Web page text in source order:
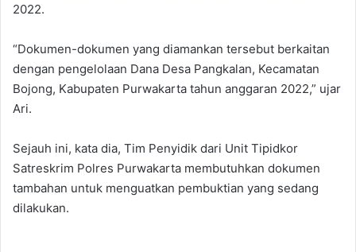
2022.
“Dokumen-dokumen yang diamankan tersebut berkaitan
dengan pengelolaan Dana Desa Pangkalan, Kecamatan
Bojong, Kabupaten Purwakarta tahun anggaran 2022,” ujar
Ari.
Sejauh ini, kata dia, Tim Penyidik dari Unit Tipidkor
Satreskrim Polres Purwakarta membutuhkan dokumen
tambahan untuk menguatkan pembuktian yang sedang
dilakukan.